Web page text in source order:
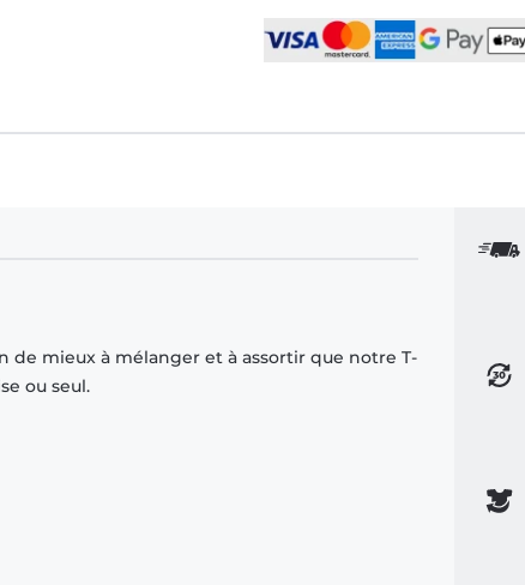
de mieux à mélanger et à assortir que notre T-
ou seul.